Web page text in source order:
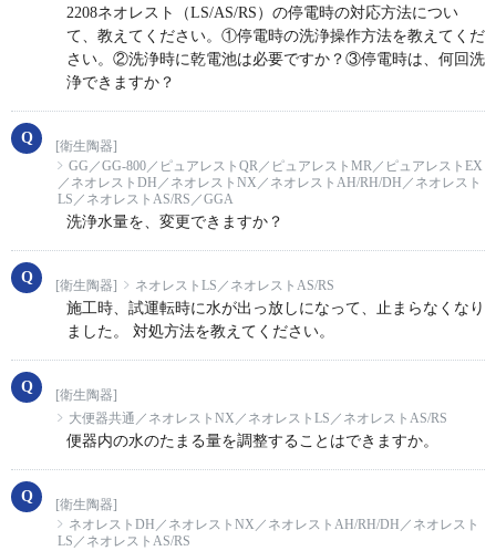
2208ネオレスト（LS/AS/RS）の停電時の対応方法につい
て、教えてください。①停電時の洗浄操作方法を教えてくだ
さい。②洗浄時に乾電池は必要ですか？③停電時は、何回洗
浄できますか？
[衛生陶器]
GG／GG-800／ピュアレストQR／ピュアレストMR／ピュアレストEX
／ネオレストDH／ネオレストNX／ネオレストAH/RH/DH／ネオレスト
LS／ネオレストAS/RS／GGA
洗浄水量を、変更できますか？
[衛生陶器] ネオレストLS／ネオレストAS/RS
施工時、試運転時に水が出っ放しになって、止まらなくなり
ました。 対処方法を教えてください。
[衛生陶器]
大便器共通／ネオレストNX／ネオレストLS／ネオレストAS/RS
便器内の水のたまる量を調整することはできますか。
[衛生陶器]
ネオレストDH／ネオレストNX／ネオレストAH/RH/DH／ネオレスト
LS／ネオレストAS/RS